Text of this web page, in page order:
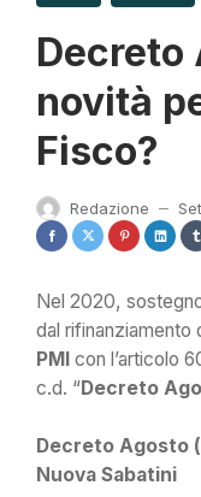
Decreto
novità
Fisco?
Redazione —
Nel 2020,
dal rifinanziamento
PMI con l’articolo
c.d. “Decreto
Decreto Agosto
Nuova Sabatini